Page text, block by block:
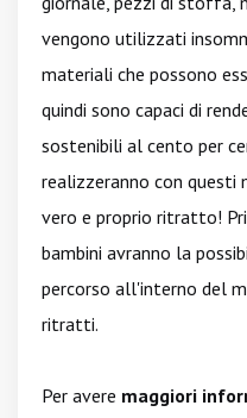
vengono utilizzati
materiali che possono
quindi sono capaci di
sostenibili al cento per
realizzeranno con questi
vero e proprio ritratto!
bambini avranno la
percorso all'interno del
ritratti.
Per avere maggiori